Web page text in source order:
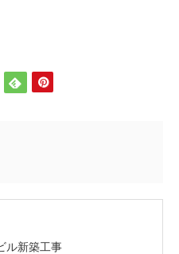
ル新築工事